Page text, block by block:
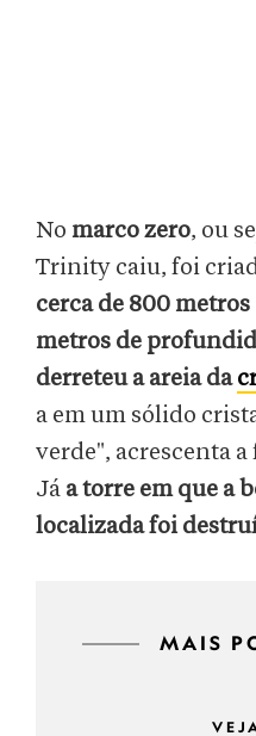
No marco zero, ou
Trinity caiu, foi
cerca de 800
metros de
derreteu a areia da
a em um sólido
verde", acrescenta
Já a torre em que a
localizada foi
MAIS